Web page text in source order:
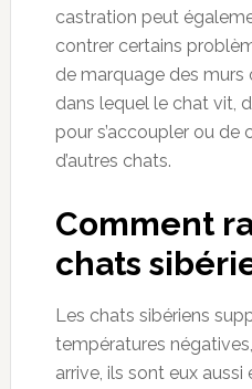
castration peut
contrer certains
de marquage des murs
dans lequel le chat vit,
pour s’accoupler ou
d’autres chats.
Comment
chats
Les chats sibériens
températures
arrive, ils sont eux aussi